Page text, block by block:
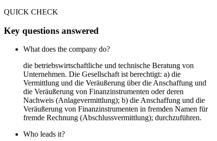
QUICK CHECK
Key questions answered
What does the company do?
die betriebswirtschaftliche und technische Beratung von
Unternehmen. Die Gesellschaft ist berechtigt: a) die
Vermittlung und die Veräußerung über die Anschaffung und
die Veräußerung von Finanzinstrumenten oder deren
Nachweis (Anlagevermittlung); b) die Anschaffung und die
Veräußerung von Finanzinstrumenten in fremden Namen für
fremde Rechnung (Abschlussvermittlung); durchzuführen.
Who leads it?